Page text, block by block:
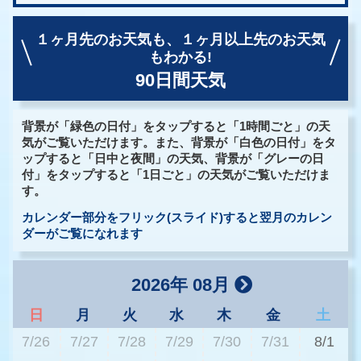
１ヶ月先のお天気も、
１ヶ月以上先のお天気
もわかる!
90日間天気
背景が「緑色の日付」をタップすると「1時間ごと」の天
気がご覧いただけます。また、背景が「白色の日付」をタ
ップすると「日中と夜間」の天気、背景が「グレーの日
付」をタップすると「1日ごと」の天気がご覧いただけま
す。
カレンダー部分をフリック(スライド)すると翌月のカレン
ダーがご覧になれます
2026年 08月
日 月 火 水 木 金
土
7/26
7/27 7/28 7/29 7/30 7/31 8/1